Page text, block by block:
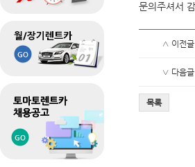
문의주셔서
∧ 이전글
∨ 다음글
목록